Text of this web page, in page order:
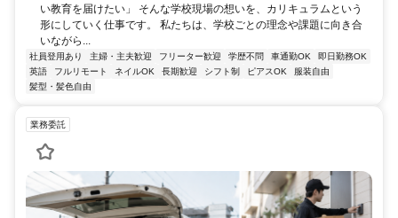
い教育を届けたい」 そんな学校現場の想いを、カリキュラムという
形にしていく仕事です。 私たちは、学校ごとの理念や課題に向き合
いながら...
社員登用あり 主婦・主夫歓迎 フリーター歓迎 学歴不問 車通勤OK
即日勤務OK
英語
フルリモート ネイルOK 長期歓迎 シフト制 ピアスOK
服装自由
髪型・髪色自由
業務委託